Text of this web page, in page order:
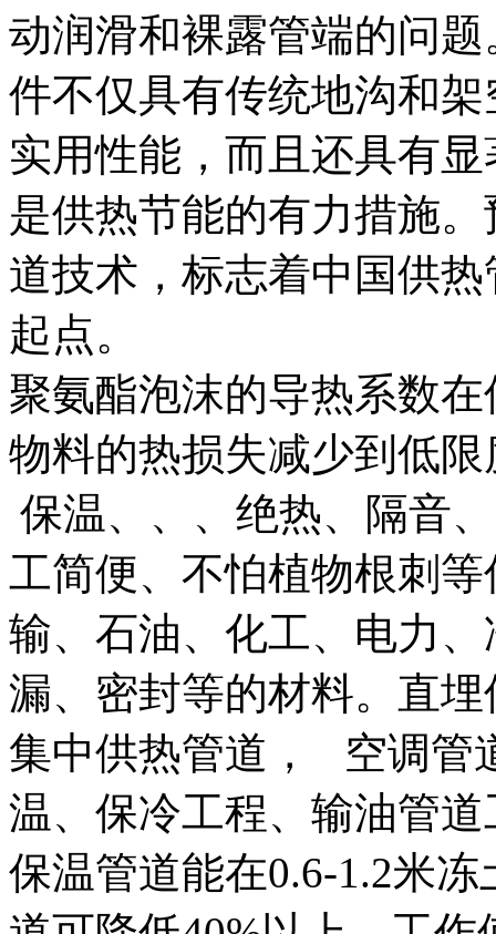
动润滑和裸露管端的问
件不仅具有传统地沟和
实用性能，而且还具有
是供热节能的有力措施
道技术，标志着中国供
起点。
聚氨酯泡沫的导热系数
物料的热损失减少到低
保温、、、绝热、隔音
工简便、不怕植物根刺
输、石油、化工、电力
漏、密封等的材料。直
集中供热管道， 空调管
温、保冷工程、输油管
保温管道能在0.6-1.2米